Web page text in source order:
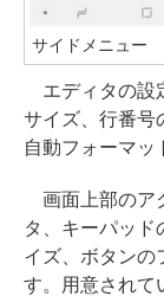
サイドメニュー
エディタの設
サイズ、行番号
自動フォーマッ
画面上部のア
タ、キーパッド
イズ、ボタンの
す。用意されて